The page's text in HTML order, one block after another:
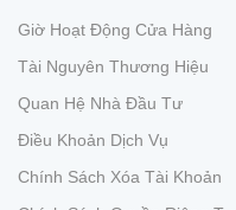
Giờ Hoạt Động Cửa Hàng
Tài Nguyên Thương Hiệu
Quan Hệ Nhà Đầu Tư
Điều Khoản Dịch Vụ
Chính Sách Xóa Tài Khoản